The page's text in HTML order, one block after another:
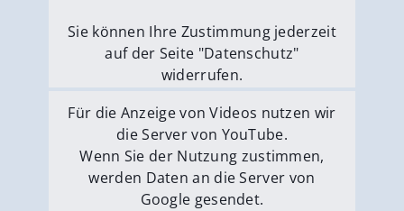
Sie können Ihre Zustimmung jederzeit
auf der Seite "Datenschutz"
widerrufen.
Externe Medien erlauben
Für die Anzeige von Videos nutzen wir
die Server von YouTube.
Wenn Sie der Nutzung zustimmen,
werden Daten an die Server von
Google gesendet.